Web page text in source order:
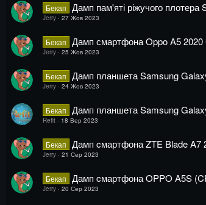
Бекап Дамп пам'яті ріжучого
Jerry 27 Жов 2023
Бекап Дамп смартфона Oppo A5 2020
Jerry 25 Жов 2023
Бекап Дамп планшета Samsung
Jerry 24 Жов 2023
Бекап Дамп планшета Samsung
Refit 18 Вер 2023
Бекап Дамп cмартфона ZTE Blade A7
Jerry 21 Сер 2023
Бекап Дамп cмартфона OPPO A5S
Jerry 20 Сер 2023